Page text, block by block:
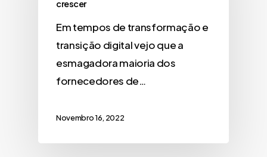
crescer
Em tempos de transformação e
transição digital vejo que a
esmagadora maioria dos
fornecedores de…
Novembro 16, 2022